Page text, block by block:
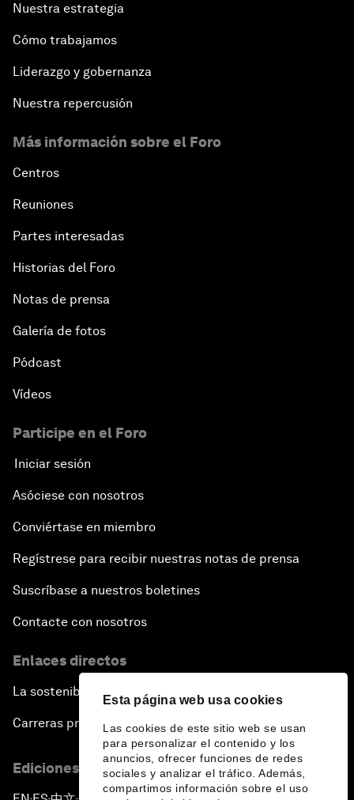
Esta página web usa cookies
Las cookies de este sitio web se usan
para personalizar el contenido y los
anuncios, ofrecer funciones de redes
sociales y analizar el tráfico. Además,
compartimos información sobre el uso
Nuestra estrategia
Cómo trabajamos
Liderazgo y gobernanza
Nuestra repercusión
Más información sobre el Foro
Centros
Reuniones
Partes interesadas
Historias del Foro
Notas de prensa
Galería de fotos
Pódcast
Vídeos
Participe en el Foro
Iniciar sesión
Asóciese con nosotros
Conviértase en miembro
Regístrese para recibir nuestras notas de prensa
Suscríbase a nuestros boletines
Contacte con nosotros
Enlaces directos
La sostenibilidad en el Foro
Carreras profesionales
Ediciones en otros idiomas